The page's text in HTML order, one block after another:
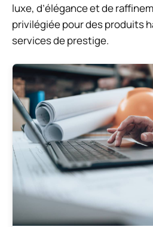
luxe, d’élégance et de
privilégiée pour des produits
services de prestige.